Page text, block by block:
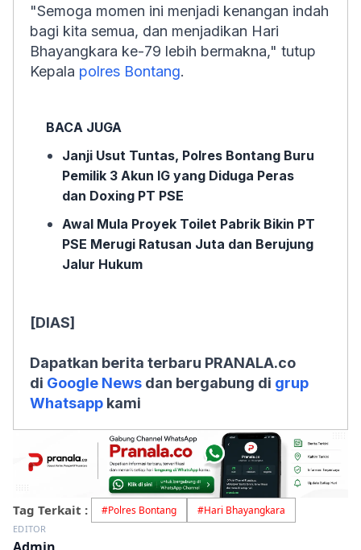
"Semoga momen ini menjadi kenangan indah
bagi kita semua, dan menjadikan Hari
Bhayangkara ke-79 lebih bermakna," tutup
Kepala polres Bontang.
BACA JUGA
Janji Usut Tuntas, Polres Bontang Buru
Pemilik 3 Akun IG yang Diduga Peras
dan Doxing PT PSE
Awal Mula Proyek Toilet Pabrik Bikin PT
PSE Merugi Ratusan Juta dan Berujung
Jalur Hukum
[DIAS]
Dapatkan berita terbaru PRANALA.co
di Google News dan bergabung di grup
Whatsapp kami
Tag Terkait : #Polres Bontang #Hari Bhayangkara
EDITOR